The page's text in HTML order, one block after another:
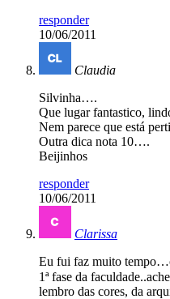
responder
10/06/2011
Claudia
Silvinha….
Que lugar fantastico,
Nem parece que está
Outra dica nota 10….
Beijinhos
responder
10/06/2011
Clarissa
Eu fui faz muito
1ª fase da
lembro das cores, da